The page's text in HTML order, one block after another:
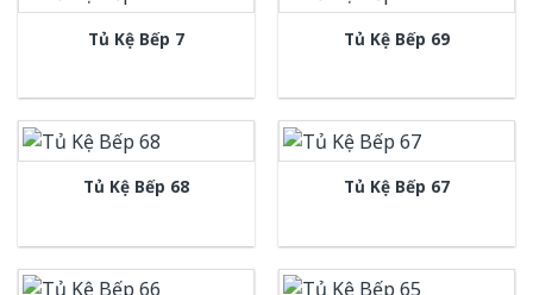
Tủ Kệ Bếp 7 Tủ Kệ Bếp 69
Tủ Kệ Bếp 68 Tủ Kệ Bếp 67